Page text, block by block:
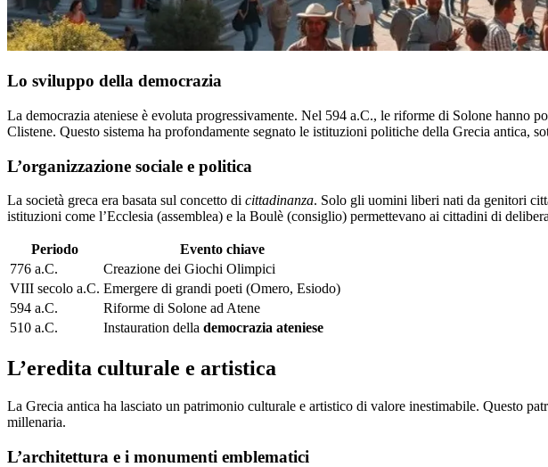
Lo sviluppo della democrazia
La democrazia ateniese è evoluta progressivamente. Nel 594 a.C., le riforme di Solone hanno
Clistene. Questo sistema ha profondamente segnato le istituzioni politiche della Grecia antica,
L’organizzazione sociale e politica
La società greca era basata sul concetto di cittadinanza. Solo gli uomini liberi nati da genitori
istituzioni come l’Ecclesia (assemblea) e la Boulè (consiglio) permettevano ai cittadini di
Periodo
Evento chiave
776 a.C.
Creazione dei Giochi Olimpici
VIII secolo a.C. Emergere di grandi poeti (Omero, Esiodo)
594 a.C.
Riforme di Solone ad Atene
510 a.C.
Instauration della democrazia ateniese
L’eredita culturale e artistica
La Grecia antica ha lasciato un patrimonio culturale e artistico di valore inestimabile. Questo
millenaria.
L’architettura e i monumenti emblematici